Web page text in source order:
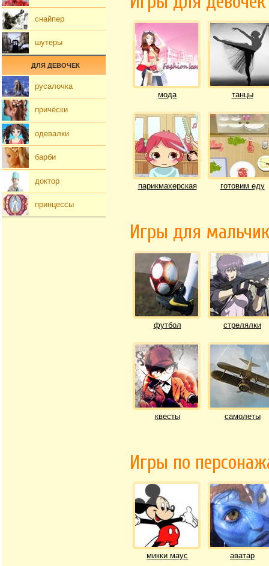
мода танцы
парикмахерская готовим еду
Игры для
футбол стрелялки
квесты самолеты
Игры по
микки маус аватар
снайпер
шутеры
ДЛЯ ДЕВОЧЕК
русалочка
причёски
одевалки
барби
доктор
принцессы